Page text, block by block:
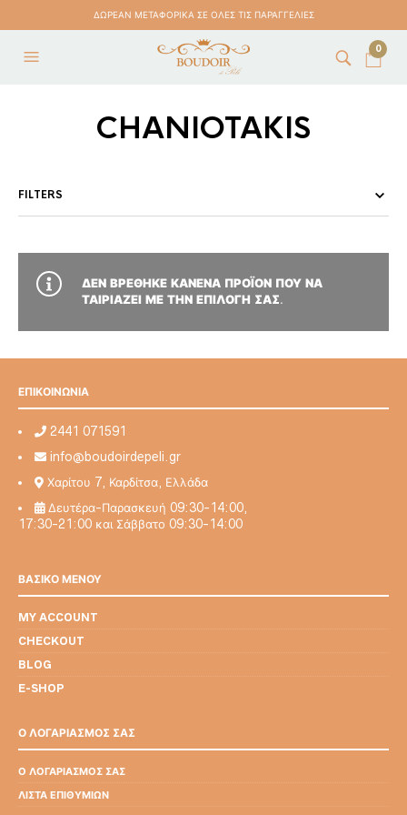
ΔΩΡΕΑΝ ΜΕΤΑΦΟΡΙΚΑ ΣΕ ΟΛΕΣ ΤΙΣ ΠΑΡΑΓΓΕΛΙΕΣ
0
CHANIOTAKIS
FILTERS
ΔΕΝ ΒΡΈΘΗΚΕ ΚΑΝΈΝΑ ΠΡΟΪΌΝ ΠΟΥ ΝΑ
ΤΑΙΡΙΆΖΕΙ ΜΕ ΤΗΝ ΕΠΙΛΟΓΉ ΣΑΣ.
ΕΠΙΚΟΙΝΩΝΙΑ
2441 071591
info@boudoirdepeli.gr
Χαρίτου 7, Καρδίτσα, Ελλάδα
Δευτέρα-Παρασκευή 09:30-14:00,
17:30-21:00 και Σάββατο 09:30-14:00
ΒΑΣΙΚΟ ΜΕΝΟΥ
MY ACCOUNT
CHECKOUT
BLOG
E-SHOP
Ο ΛΟΓΑΡΙΑΣΜΟΣ ΣΑΣ
Ο ΛΟΓΑΡΙΑΣΜΌΣ ΣΑΣ
ΛΊΣΤΑ ΕΠΙΘΥΜΙΏΝ